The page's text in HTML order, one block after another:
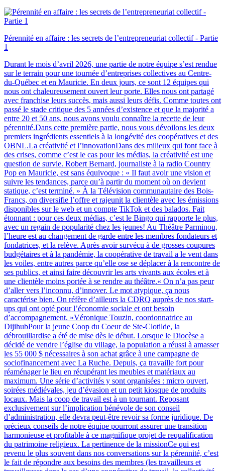
Pérennité en affaire : les secrets de l’entrepreneuriat collectif - Partie
1
Durant le mois d’avril 2026, une partie de notre équipe s’est rendue
sur le terrain pour une tournée d’entreprises collectives au Centre-
du-Québec et en Mauricie. En deux jours, ce sont 12 équipes qui
nous ont chaleureusement ouvert leur porte. Elles nous ont partagé
avec franchise leurs succès, mais aussi leurs défis. Comme toutes ont
passé le stade critique des 5 années d’existence et que la majorité a
entre 20 et 50 ans, nous avons voulu connaître la recette de leur
pérennité.Dans cette première partie, nous vous dévoilons les deux
premiers ingrédients essentiels à la longévité des coopératives et des
OBNL.La créativité et l’innovationDans des milieux qui font face à
des crises, comme c’est le cas pour les médias, la créativité est une
question de survie. Robert Bernard, journaliste à la radio Country
Pop en Mauricie, est sans équivoque : « Il faut avoir une vision et
suivre les tendances, parce qu’à partir du moment où on devient
statique, c’est terminé. » À la Télévision communautaire des Bois-
Francs, on diversifie l’offre et rajeunit la clientèle avec les émissions
disponibles sur le web et un compte TikTok et des balados. Fait
étonnant : pour ces deux médias, c’est le Bingo qui rapporte le plus,
avec un regain de popularité chez les jeunes! Au Théâtre Parminou,
l’heure est au changement de garde entre les membres fondateurs et
fondatrices, et la relève. Après avoir survécu à de grosses coupures
budgétaires et à la pandémie, la coopérative de travail a le vent dans
les voiles, entre autres parce qu’elle ose se déplacer à la rencontre de
ses publics, et ainsi faire découvrir les arts vivants aux écoles et à
une clientèle moins portée à se rendre au théâtre.« On n’a pas peur
d’aller vers l’inconnu, d’innover. Le mot atypique, ça nous
caractérise bien. On réfère d’ailleurs la CDRQ auprès de nos start-
ups qui ont opté pour l’économie sociale et ont besoin
d’accompagnement. »Véronique Touzin, coordonnatrice au
DijihubPour la jeune Coop du Coeur de Ste-Clotilde, la
débrouillardise a été de mise dès le début. Lorsque le Diocèse a
décidé de vendre l’église du village, la population a réussi à amasser
les 55 000 $ nécessaires à son achat grâce à une campagne de
sociofinancement avec La Ruche. Depuis, ça travaille fort pour
réaménager le lieu en récupérant les meubles et matériaux au
maximum. Une série d’activités y sont organisées : micro ouvert,
soirées médiévales, jeu d’évasion et un petit kiosque de produits
locaux. Mais la coop de travail est à un tournant. Reposant
exclusivement sur l’implication bénévole de son conseil
d’administration, elle devra peut-être revoir sa forme juridique. De
précieux conseils de notre équipe pourront assurer une transition
harmonieuse et profitable à ce magnifique projet de requalification
du patrimoine religieux. La pertinence de la missionCe qui est
revenu le plus souvent dans nos conversations sur la pérennité, c’est
le fait de répondre aux besoins des membres (les travailleurs et